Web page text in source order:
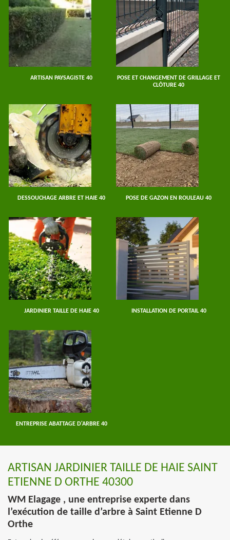
ARTISAN PAYSAGISTE 40
POSE ET CHANGEMENT DE GRILLAGE ET
CLÔTURE 40
DESSOUCHAGE ARBRE ET HAIE 40 POSE DE GAZON EN ROULEAU 40
JARDINIER TAILLE DE HAIE 40 INSTALLATION DE PORTAIL 40
ENTREPRISE ABATTAGE D'ARBRE 40
ARTISAN JARDINIER TAILLE DE HAIE SAINT
ETIENNE D ORTHE 40300
WM Elagage , une entreprise experte dans
l’exécution de taille d’arbre à Saint Etienne D
Orthe